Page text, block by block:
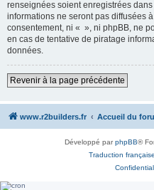
renseignées soient enregistrées
informations ne seront pas diffusées
consentement, ni « », ni phpBB, ne
en cas de tentative de piratage
données.
Revenir à la page précédente
www.r2builders.fr Accueil du
Développé parphpBB®
Traduction